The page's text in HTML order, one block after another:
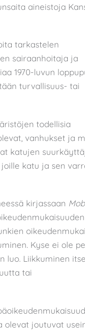
aineistoja
tarkastelen
sairaanhoitaja ja
1970-luvun
turvallisuus- tai
todellisia
vanhukset ja
katujen
katu ja sen
kirjassaan
Kyse ei ole
luo. Liikkuminen
tai
olevat joutuvat